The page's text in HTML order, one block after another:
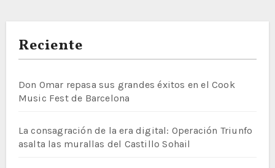
Reciente
Don Omar repasa sus grandes éxitos en el Cook
Music Fest de Barcelona
La consagración de la era digital: Operación Triunfo
asalta las murallas del Castillo Sohail